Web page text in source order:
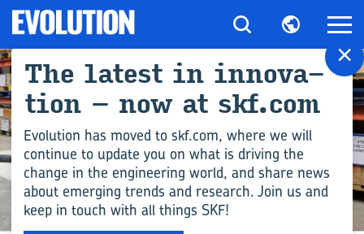
行业
×
The latest in in­nov­a­
tion – now at skf.com
Evolution has moved to skf.com, where we will
continue to update you on what is driving the
change in the engineering world, and share news
about emerging trends and research. Join us and
keep in touch with all things SKF!